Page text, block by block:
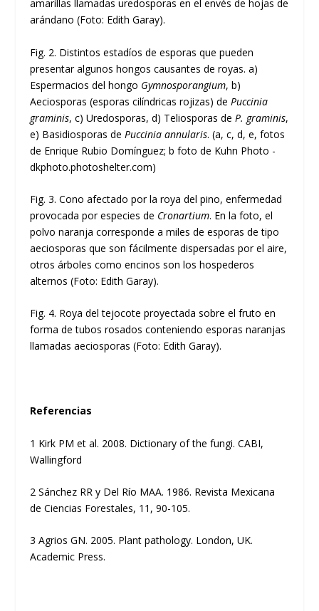
amarillas llamadas uredosporas en el envés de hojas de
arándano (Foto: Edith Garay).
Fig. 2. Distintos estadíos de esporas que pueden
presentar algunos hongos causantes de royas. a)
Espermacios del hongo Gymnosporangium, b)
Aeciosporas (esporas cilíndricas rojizas) de Puccinia
graminis, c) Uredosporas, d) Teliosporas de P. graminis,
e) Basidiosporas de Puccinia annularis. (a, c, d, e, fotos
de Enrique Rubio Domínguez; b foto de Kuhn Photo -
dkphoto.photoshelter.com)
Fig. 3. Cono afectado por la roya del pino, enfermedad
provocada por especies de Cronartium. En la foto, el
polvo naranja corresponde a miles de esporas de tipo
aeciosporas que son fácilmente dispersadas por el aire,
otros árboles como encinos son los hospederos
alternos (Foto: Edith Garay).
Fig. 4. Roya del tejocote proyectada sobre el fruto en
forma de tubos rosados conteniendo esporas naranjas
llamadas aeciosporas (Foto: Edith Garay).
Referencias
1 Kirk PM et al. 2008. Dictionary of the fungi. CABI,
Wallingford
2 Sánchez RR y Del Río MAA. 1986. Revista Mexicana
de Ciencias Forestales, 11, 90-105.
3 Agrios GN. 2005. Plant pathology. London, UK.
Academic Press.